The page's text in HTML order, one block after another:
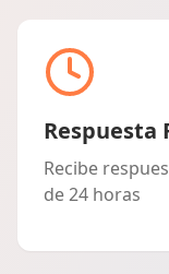
Respuesta
Recibe
de 24 horas